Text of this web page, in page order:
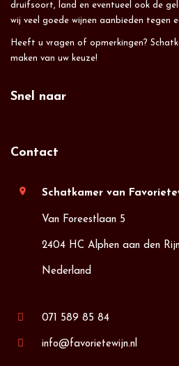
druifsoort, land en eventueel ook de
wij veel goede wijnen aanbieden tegen
Heeft u vragen of opmerkingen?
maken van uw keuze!
Snel naar
Contact
location_on Schatkamer van
Van Foreestlaan 5
2404 HC Alphen aan den
Nederland
071 589 85 84
info@favorietewijn.nl